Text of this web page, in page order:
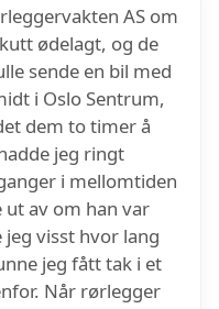
AS om
ødelagt, og de
sende en bil med
i Oslo Sentrum,
dem to timer å
jeg ringt
i mellomtiden
av om han var
visst hvor lang
jeg fått tak i et
Når rørlegger